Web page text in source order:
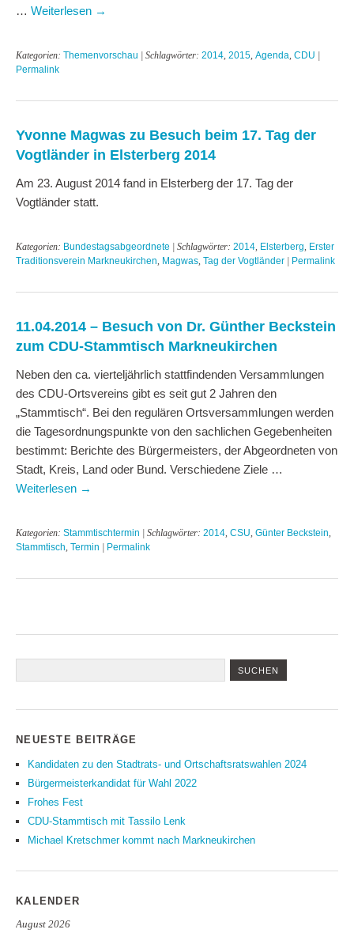
… Weiterlesen →
Kategorien: Themenvorschau | Schlagwörter: 2014 2015 Agenda CDU |
Permalink
Yvonne Magwas zu Besuch beim 17. Tag der
Vogtländer in Elsterberg 2014
Am 23. August 2014 fand in Elsterberg der 17. Tag der
Vogtländer statt.
Kategorien: Bundestagsabgeordnete | Schlagwörter: 2014 Elsterberg Erster
Traditionsverein Markneukirchen Magwas Tag der Vogtländer | Permalink
11.04.2014 – Besuch von Dr. Günther Beckstein
zum CDU-Stammtisch Markneukirchen
Neben den ca. vierteljährlich stattfindenden Versammlungen
des CDU-Ortsvereins gibt es seit gut 2 Jahren den
„Stammtisch“. Bei den regulären Ortsversammlungen werden
die Tagesordnungspunkte von den sachlichen Gegebenheiten
bestimmt: Berichte des Bürgermeisters, der Abgeordneten von
Stadt, Kreis, Land oder Bund. Verschiedene Ziele …
Weiterlesen →
Kategorien: Stammtischtermin | Schlagwörter: 2014 CSU Günter Beckstein
Stammtisch Termin | Permalink
NEUESTE BEITRÄGE
Kandidaten zu den Stadtrats- und Ortschaftsratswahlen 2024
Bürgermeisterkandidat für Wahl 2022
Frohes Fest
CDU-Stammtisch mit Tassilo Lenk
Michael Kretschmer kommt nach Markneukirchen
KALENDER
August 2026